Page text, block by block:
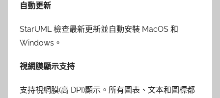
自動更新
StarUML 檢查最新更新並自動安裝 MacOS 和
Windows。
視網膜顯示支持
支持視網膜(高 DPI)顯示。所有圖表、文本和圖標都